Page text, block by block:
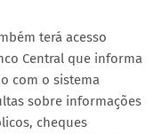
terá acesso
Central que informa
com o sistema
sobre informações
cheques